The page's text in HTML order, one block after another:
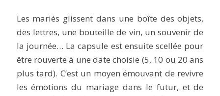
Les mariés glissent dans une boîte des objets,
des lettres, une bouteille de vin, un souvenir de
la journée… La capsule est ensuite scellée pour
être rouverte à une date choisie (5, 10 ou 20 ans
plus tard). C’est un moyen émouvant de revivre
les émotions du mariage dans le futur, et de